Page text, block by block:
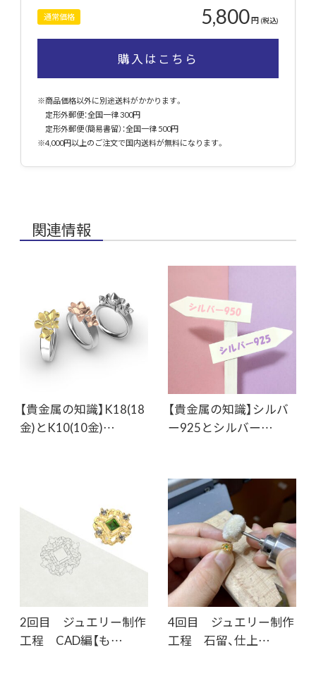
通常価格 5,800円 (税込)
購入はこちら
※商品価格以外に別途送料がかかります。
定形外郵便：全国一律 300円
定形外郵便（簡易書留）：全国一律 500円
※4,000円以上のご注文で国内送料が無料になります。
関連情報
【貴金属の知識】K18(18
金)とK10(10金)…
【貴金属の知識】シルバ
ー925とシルバー…
2回目 ジュエリー制作
工程 CAD編【も…
4回目 ジュエリー制作
工程 石留、仕上…